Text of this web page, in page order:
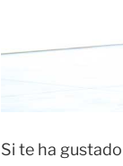
Si te ha